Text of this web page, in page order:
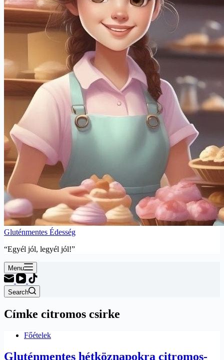
Gluténmentes Édesség
“Egyél jól, legyél jól!”
Menu
Search
Címke citromos csirke
Főételek
Gluténmentes hétköznapokra citromos-